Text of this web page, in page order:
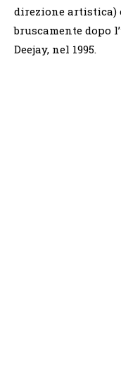
direzione artistica)
bruscamente dopo
Deejay, nel 1995.